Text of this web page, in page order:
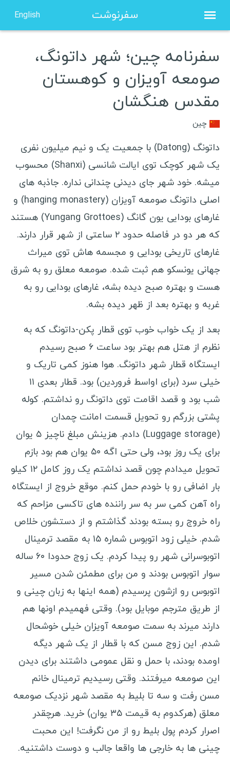
سفرنوشت English
صفحه نخست
درباره من
مشاوره
نویسنده مهمان
ویزا شینگن هلند
ویزا شینگن فرانسه
ویزا شینگن یونان
ویزا شینگن لهستان
ویزا کانادا
ویزا استرالیا
ویزا چین
سفرنامه صربستان
کوچ سرفینگ
خرید بلیط ارزان
انتخاب هاستل
وسایل سفر
ویزا
انواع ویزا
ویزا کشورهای آسیایی
ویزا کشورهای اروپایی
ویزا کشورهای آمریکای لاتین
ویزا کشورهای آفریقایی
ویزا کشورهای اقیانوسیه
راهنمای سفر
شروع جهانگردی
انگلیسی در سفر
سفرنامه نویسان ایرانی
سفرنامه آمریکای لاتین
مکزیک
کوبا
برزیل
پرو
سفرنامه چین؛ شهر داتونگ،
صومعه آویزان و کوهستان
مقدس هنگشان
چین
داتونگ (Datong) با جمعیت یک و نیم میلیون نفری
یک شهر کوچک توی ایالت شانسی (Shanxi) محسوب
میشه. خود شهر جای دیدنی چندانی نداره. جاذبه های
اصلی داتونگ صومعه آویزان (hanging monastery) و
غارهای بودایی یون گانگ (Yungang Grottoes) هستند
که هر دو در فاصله حدود ۲ ساعتی از شهر قرار دارند.
غارهای تاریخی بودایی و مجسمه هاش توی میراث
جهانی یونسکو هم ثبت شده. صومعه معلق رو به شرق
هست و بهتره صبح دیده بشه، غارهای بودایی رو به
غربه و بهتره بعد از ظهر دیده بشه.
بعد از یک خواب خوب توی قطار پکن-داتونگ که به
نظرم از هتل هم بهتر بود ساعت ۶ صبح رسیدم
ایستگاه قطار شهر داتونگ. هوا هنوز کمی تاریک و
خیلی سرد (برای اواسط فروردین) بود. قطار بعدی ۱۱
شب بود و قصد اقامت توی داتونگ رو نداشتم. کوله
پشتی بزرگم رو تحویل قسمت امانت چمدان
(Luggage storage) دادم. هزینش مبلغ ناچیز ۵ یوان
برای یک روز بود، ولی حتی اگه ۵۰ یوان هم بود بازم
تحویل میدادم چون قصد نداشتم یک روز کامل ۱۲ کیلو
بار اضافی رو با خودم حمل کنم. موقع خروج از ایستگاه
راه آهن کمی سر به سر راننده های تاکسی مزاحم که
راه خروج رو بسته بودند گذاشتم و از دستشون خلاص
شدم. خیلی زود اتوبوس شماره ۱۵ به مقصد ترمینال
اتوبوسرانی شهر رو پیدا کردم. یک زوج حدودا ۶۰ ساله
سوار اتوبوس بودند و من برای مطمئن شدن مسیر
اتوبوس رو ازشون پرسیدم (همه اینها به زبان چینی و
از طریق مترجم موبایل بود). وقتی فهمیدم اونها هم
دارند میرند به سمت صومعه آویزان خیلی خوشحال
شدم. این زوج مسن که با قطار از یک شهر دیگه
اومده بودند، با حمل و نقل عمومی داشتند برای دیدن
این صومعه میرفتند. وقتی رسیدیم ترمینال خانم
مسن رفت و سه تا بلیط به مقصد شهر نزدیک صومعه
معلق (هرکدوم به قیمت ۳۵ یوان) خرید. هرچقدر
اصرار کردم پول بلیط رو از من نگرفت! این محبت
چینی ها به خارجی ها واقعا جالب و دوست داشتنیه.